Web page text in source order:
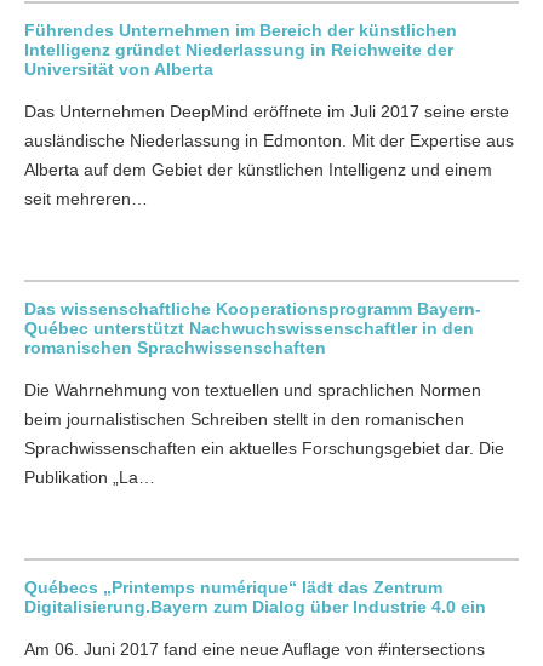
Führendes Unternehmen im Bereich der künstlichen
Intelligenz gründet Niederlassung in Reichweite der
Universität von Alberta
Das Unternehmen DeepMind eröffnete im Juli 2017 seine erste
ausländische Niederlassung in Edmonton. Mit der Expertise aus
Alberta auf dem Gebiet der künstlichen Intelligenz und einem
seit mehreren…
Das wissenschaftliche Kooperationsprogramm Bayern-
Québec unterstützt Nachwuchswissenschaftler in den
romanischen Sprachwissenschaften
Die Wahrnehmung von textuellen und sprachlichen Normen
beim journalistischen Schreiben stellt in den romanischen
Sprachwissenschaften ein aktuelles Forschungsgebiet dar. Die
Publikation „La…
Québecs „Printemps numérique“ lädt das Zentrum
Digitalisierung.Bayern zum Dialog über Industrie 4.0 ein
Am 06. Juni 2017 fand eine neue Auflage von #intersections